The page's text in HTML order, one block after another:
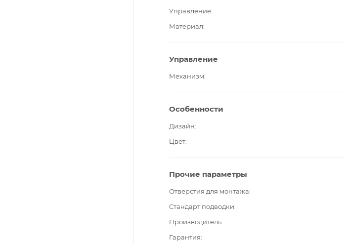
Управление
Материал
Управление
Механизм
Особенности
Дизайн
Цвет
Прочие параметры
Отверстия для монтажа
Стандарт подводки
Производитель
Гарантия